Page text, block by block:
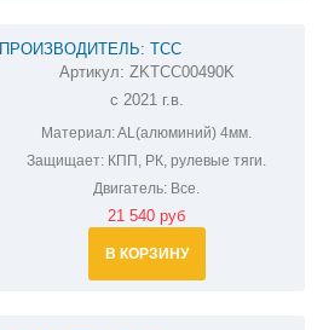
ПРОИЗВОДИТЕЛЬ: ТСС
ЗАЩИТА КПП, РК И РУЛЕВЫХ ТЯГ УАЗ
ПАТРИОТ ZKTCC00490K
Артикул: ZKTCC00490K
с 2021 г.в.
Материал:AL(алюминий) 4мм.
Защищает: КПП, РК, рулевые тяги.
Двигатель: Все.
21 540 руб
В КОРЗИНУ